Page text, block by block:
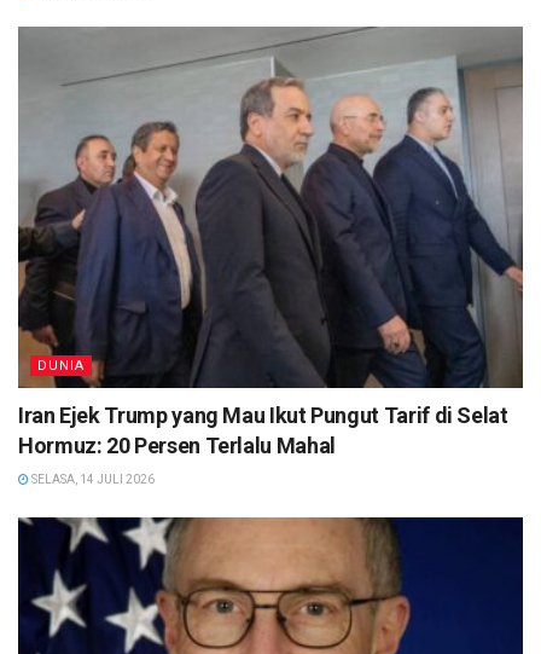
DUNIA
Iran Ejek Trump yang Mau Ikut Pungut Tarif di Selat
Hormuz: 20 Persen Terlalu Mahal
SELASA, 14 JULI 2026